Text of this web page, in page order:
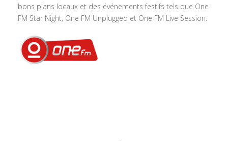
bons plans locaux et des événements festifs tels que One
FM Star Night, One FM Unplugged et One FM Live Session.